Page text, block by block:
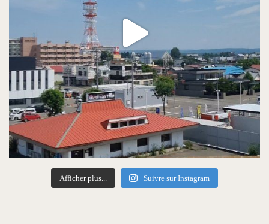
Afficher plus... Suivre sur Instagram